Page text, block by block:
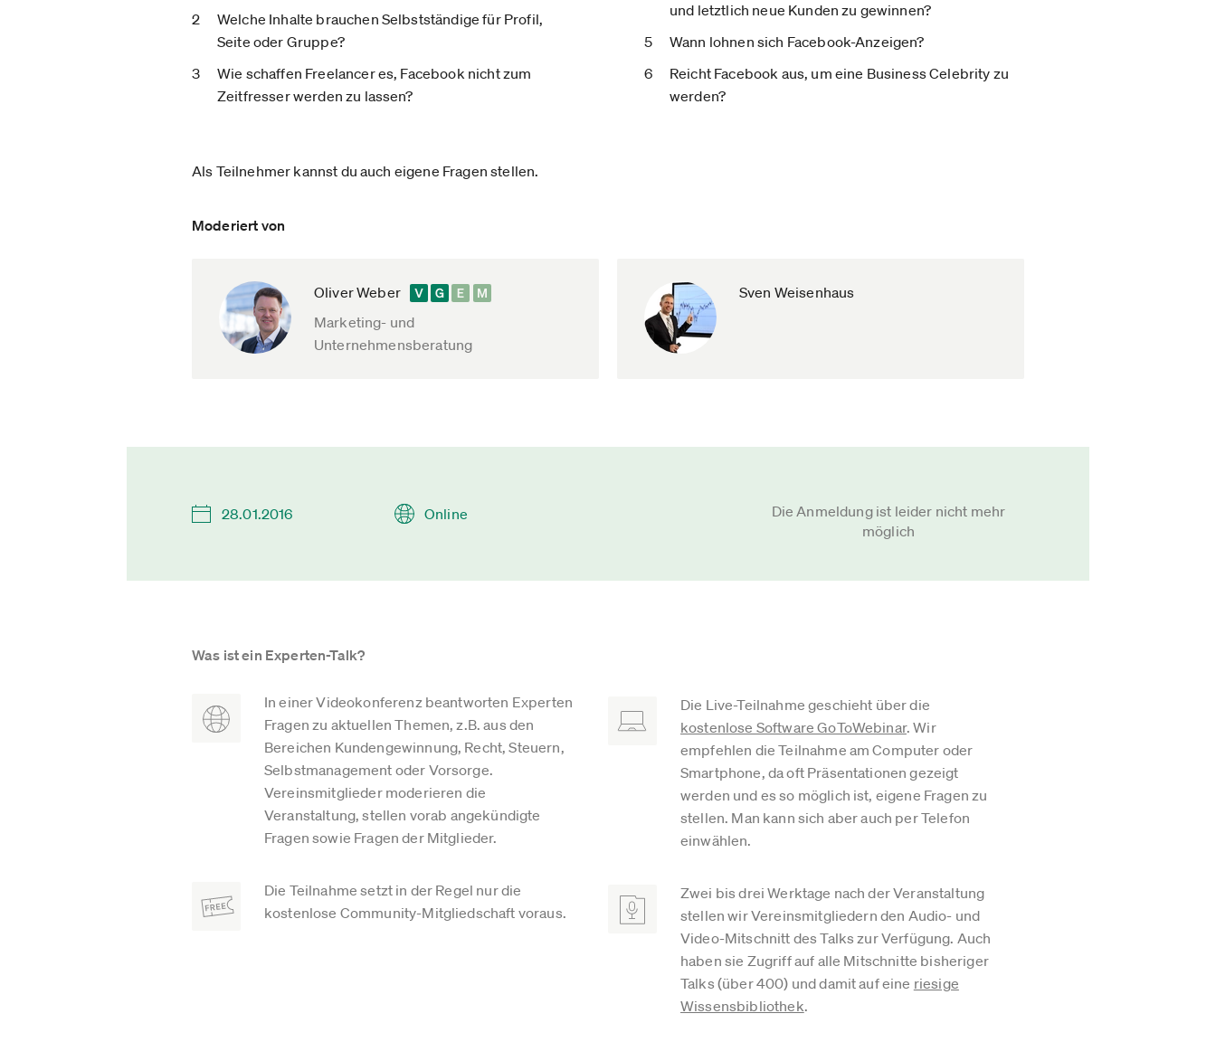
Welche Inhalte brauchen Selbstständige für Profil,
Seite oder Gruppe?
Wie schaffen Freelancer es, Facebook nicht zum
Zeitfresser werden zu lassen?
und letztlich neue Kunden zu gewinnen?
Wann lohnen sich Facebook-Anzeigen?
Reicht Facebook aus, um eine Business Celebrity zu
werden?
Als Teilnehmer kannst du auch eigene Fragen stellen.
Moderiert von
Oliver Weber
Marketing- und
Unternehmensberatung
Sven Weisenhaus
28.01.2016 Online
Die Anmeldung ist leider nicht mehr
möglich
Was ist ein Experten-Talk?
In einer Videokonferenz beantworten Experten
Fragen zu aktuellen Themen, z.B. aus den
Bereichen Kundengewinnung, Recht, Steuern,
Selbstmanagement oder Vorsorge.
Vereinsmitglieder moderieren die
Veranstaltung, stellen vorab angekündigte
Fragen sowie Fragen der Mitglieder.
Die Teilnahme setzt in der Regel nur die
kostenlose Community-Mitgliedschaft voraus.
Die Live-Teilnahme geschieht über die
kostenlose Software GoToWebinar. Wir
empfehlen die Teilnahme am Computer oder
Smartphone, da oft Präsentationen gezeigt
werden und es so möglich ist, eigene Fragen zu
stellen. Man kann sich aber auch per Telefon
einwählen.
Zwei bis drei Werktage nach der Veranstaltung
stellen wir Vereinsmitgliedern den Audio- und
Video-Mitschnitt des Talks zur Verfügung. Auch
haben sie Zugriff auf alle Mitschnitte bisheriger
Talks (über 400) und damit auf eine riesige
Wissensbibliothek.